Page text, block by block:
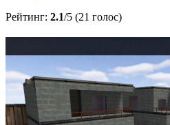
Рейтинг: 2.1/5 (21 голос)